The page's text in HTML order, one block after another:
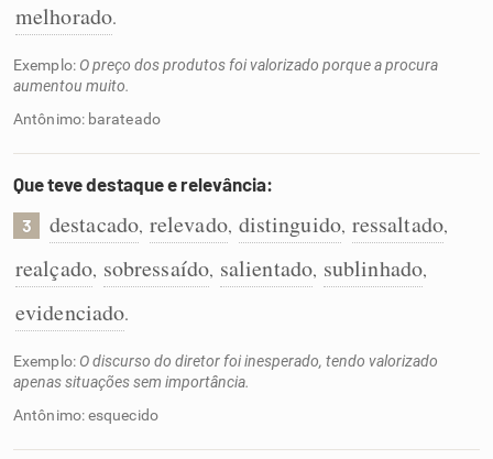
melhorado.
Exemplo: O preço dos produtos foi valorizado porque a procura
aumentou muito.
Antônimo: barateado
Que teve destaque e relevância:
3 destacado, relevado, distinguido, ressaltado,
realçado, sobressaído, salientado, sublinhado,
evidenciado.
Exemplo: O discurso do diretor foi inesperado, tendo valorizado
apenas situações sem importância.
Antônimo: esquecido